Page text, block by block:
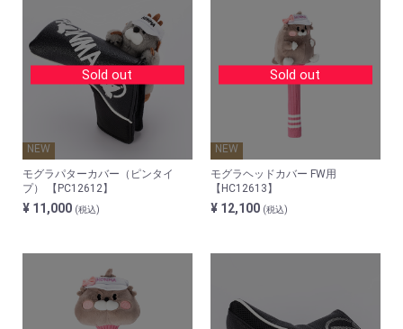
Sold out
NEW
モグラパターカバー（ピンタイ
プ） 【PC12612】
¥ 11,000 (税込)
Sold out
NEW
モグラヘッドカバー FW用
【HC12613】
¥ 12,100 (税込)